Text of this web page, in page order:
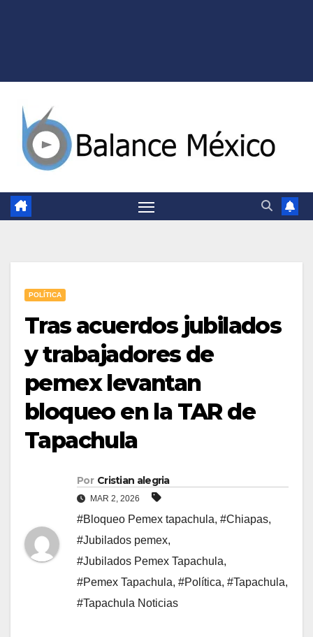
POLÍTICA
Tras acuerdos jubilados
y trabajadores de
pemex levantan
bloqueo en la TAR de
Tapachula
Por Cristian alegria
MAR 2, 2026
#Bloqueo Pemex tapachula, #Chiapas,
#Jubilados pemex,
#Jubilados Pemex Tapachula,
#Pemex Tapachula, #Política, #Tapachula,
#Tapachula Noticias